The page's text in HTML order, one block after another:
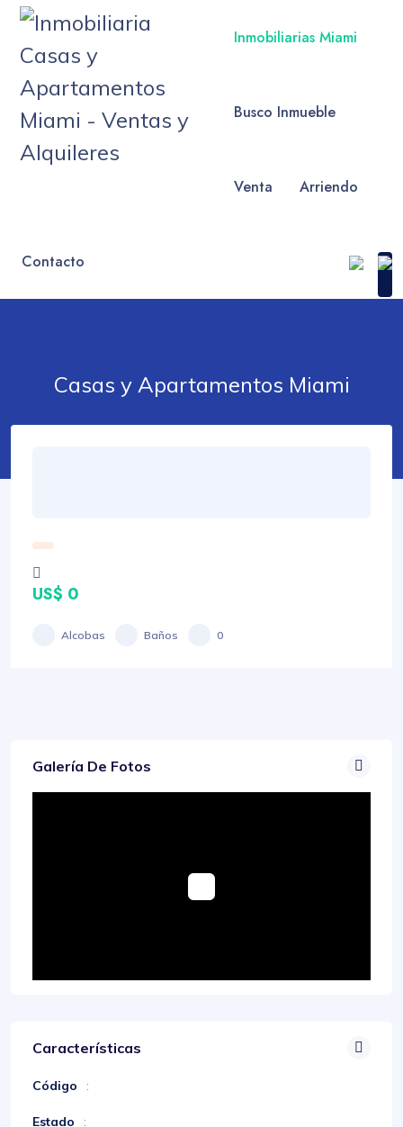
Inmobiliarias Miami
Busco Inmueble
Venta Arriendo
Contacto
Casas y Apartamentos Miami
US$ 0
Alcobas Baños 0
Galería De Fotos
Características
Código :
Estado :